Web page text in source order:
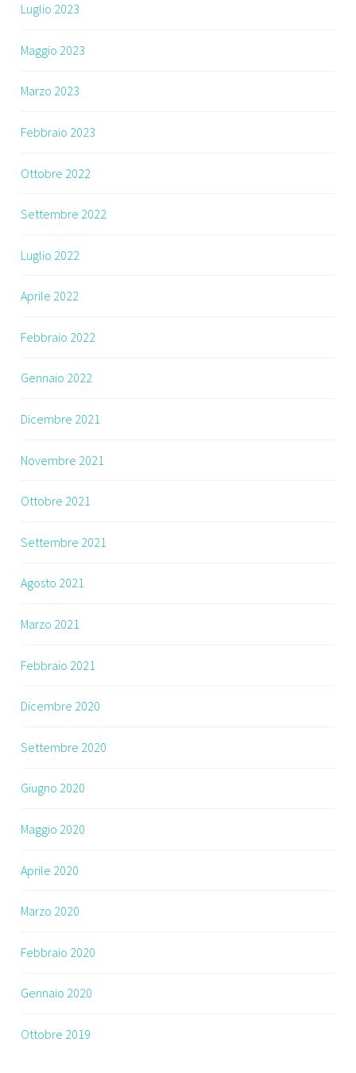
Luglio 2023
Maggio 2023
Marzo 2023
Febbraio 2023
Ottobre 2022
Settembre 2022
Luglio 2022
Aprile 2022
Febbraio 2022
Gennaio 2022
Dicembre 2021
Novembre 2021
Ottobre 2021
Settembre 2021
Agosto 2021
Marzo 2021
Febbraio 2021
Dicembre 2020
Settembre 2020
Giugno 2020
Maggio 2020
Aprile 2020
Marzo 2020
Febbraio 2020
Gennaio 2020
Ottobre 2019